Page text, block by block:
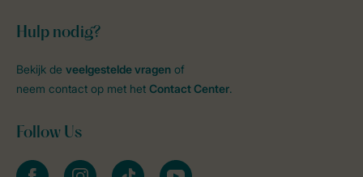
Hulp nodig?
Bekijk de veelgestelde vragen of
neem contact op met het Contact Center.
Follow Us
facebookinstagramtiktok youtube